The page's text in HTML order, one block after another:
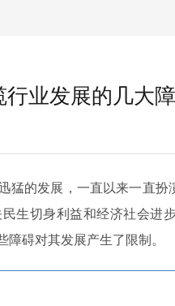
业发展的几大
的发展，一直以来一直扮
生切身利益和经济社会进
碍对其发展产生了限制。